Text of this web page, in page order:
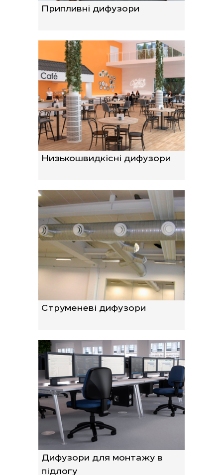
Припливні дифузори
Низькошвидкісні дифузори
Струменеві дифузори
Дифузори для монтажу в
підлогу